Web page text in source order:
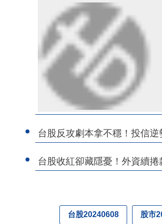
台股反攻劇本拿不穩！投信
台股收紅卻藏隱憂！外資續
台股20240608 股市